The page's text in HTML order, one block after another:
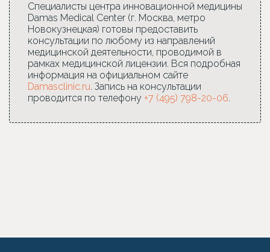
Специалисты центра инновационной медицины
Damas Medical Center (г. Москва, метро
Новокузнецкая) готовы предоставить
консультации по любому из направлений
медицинской деятельности, проводимой в
рамках медицинской лицензии. Вся подробная
информация на официальном сайте
Damasclinic.ru. Запись на консультации
проводится по телефону +7 (495) 798-20-06.